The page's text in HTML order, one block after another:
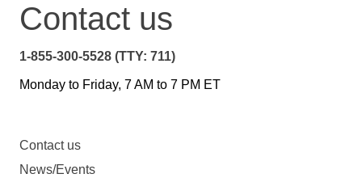
Contact us
1-855-300-5528 (TTY: 711)
Monday to Friday, 7 AM to 7 PM ET
Contact us
News/Events